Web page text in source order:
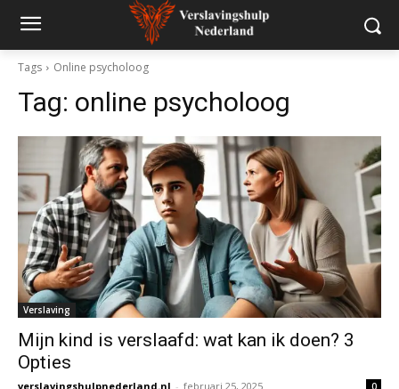
Tags Online psycholoog
Tag: online psycholoog
Verslaving
Mijn kind is verslaafd: wat kan ik doen? 3
Opties
verslavingshulpnederland.nl - februari 25, 2025 0